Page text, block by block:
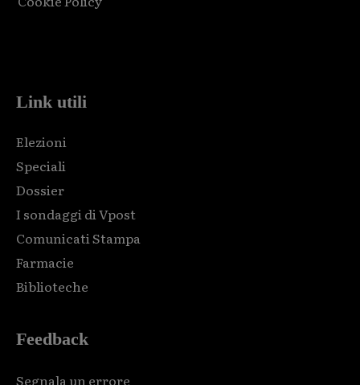
Link utili
Elezioni
Speciali
Dossier
I sondaggi di Vpost
Comunicati Stampa
Farmacie
Biblioteche
Feedback
Segnala un errore